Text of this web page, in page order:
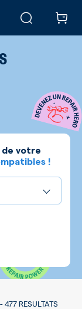
de votre
!
477 RESULTATS